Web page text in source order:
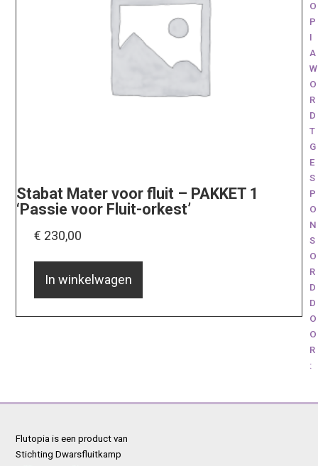
Stabat Mater voor fluit – PAKKET 1
‘Passie voor Fluit-orkest’
€ 230,00
In winkelwagen
O
P
I
A
W
O
R
D
T
G
E
S
P
O
N
S
O
R
D
D
O
O
R
:
Flutopia is een product van
Stichting Dwarsfluitkamp